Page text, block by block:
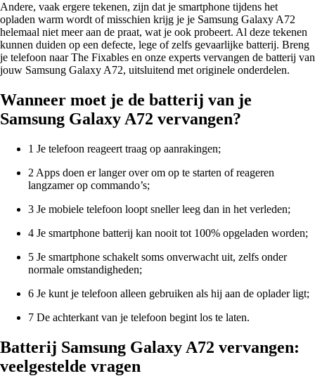
Andere, vaak ergere tekenen, zijn dat je smartphone tijdens het
opladen warm wordt of misschien krijg je je Samsung Galaxy A72
helemaal niet meer aan de praat, wat je ook probeert. Al deze tekenen
kunnen duiden op een defecte, lege of zelfs gevaarlijke batterij. Breng
je telefoon naar The Fixables en onze experts vervangen de batterij van
jouw Samsung Galaxy A72, uitsluitend met originele onderdelen.
Wanneer moet je de batterij van je
Samsung Galaxy A72 vervangen?
1 Je telefoon reageert traag op aanrakingen;
2 Apps doen er langer over om op te starten of reageren
langzamer op commando’s;
3 Je mobiele telefoon loopt sneller leeg dan in het verleden;
4 Je smartphone batterij kan nooit tot 100% opgeladen worden;
5 Je smartphone schakelt soms onverwacht uit, zelfs onder
normale omstandigheden;
6 Je kunt je telefoon alleen gebruiken als hij aan de oplader ligt;
7 De achterkant van je telefoon begint los te laten.
Batterij Samsung Galaxy A72 vervangen:
veelgestelde vragen